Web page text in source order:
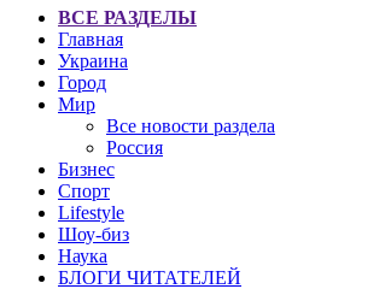
ВСЕ РАЗДЕЛЫ
Главная
Украина
Город
Мир
Все новости раздела
Россия
Бизнес
Спорт
Lifestyle
Шоу-биз
Наука
БЛОГИ ЧИТАТЕЛЕЙ